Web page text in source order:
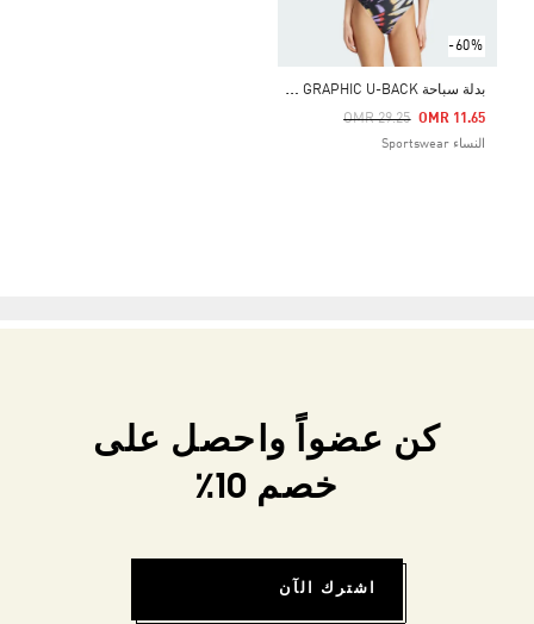
-60%
ب
دلة سباحة ADIDAS X FARM GRAPHIC U-BACK
Price Reduced From
OMR 29.25
To OMR 11.65
النساء Sportswear
كن عضواً واحصل على
خصم 10٪
اشترك الآن